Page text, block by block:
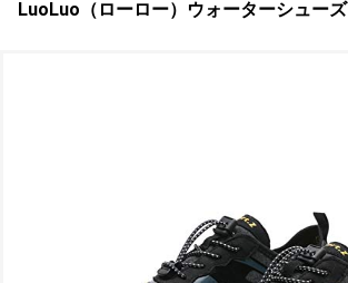
LuoLuo（ローロー）ウォーターシューズ